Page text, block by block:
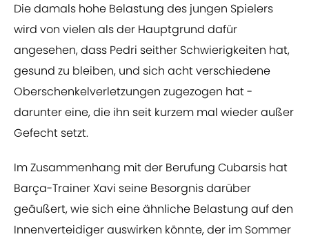
Die damals hohe Belastung des jungen Spielers
wird von vielen als der Hauptgrund dafür
angesehen, dass Pedri seither Schwierigkeiten hat,
gesund zu bleiben, und sich acht verschiedene
Oberschenkelverletzungen zugezogen hat -
darunter eine, die ihn seit kurzem mal wieder außer
Gefecht setzt.
Im Zusammenhang mit der Berufung Cubarsis hat
Barça-Trainer Xavi seine Besorgnis darüber
geäußert, wie sich eine ähnliche Belastung auf den
Innenverteidiger auswirken könnte, der im Sommer